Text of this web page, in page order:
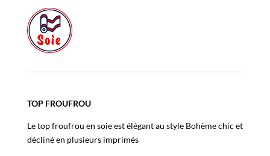
TOP FROUFROU
Le top froufrou en soie est élégant au style Bohème chic et
décliné en plusieurs imprimés